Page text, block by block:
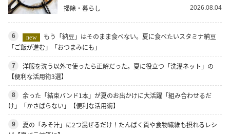
掃除・暮らし 2026.08.04
6 new
もう「納豆」はそのまま食べない。夏に食べたいスタミナ納豆
「ご飯が進む」「おつまみにも」
7
洋服を洗う以外で使ったら正解だった。夏に役立つ「洗濯ネット」の
【便利な活用術3選】
8
余った「結束バンド1本」が夏のお出かけに大活躍「組み合わせるだ
け」「かさばらない」【便利な活用術】
9
夏の「みそ汁」に2つ混ぜるだけ！たんぱく質や食物繊維も摂れるレシ